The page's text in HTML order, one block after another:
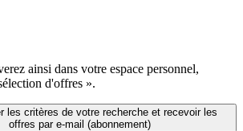
ainsi dans votre espace personnel,
d'offres ».
les critères de votre recherche et recevoir les
offres par e-mail (abonnement)